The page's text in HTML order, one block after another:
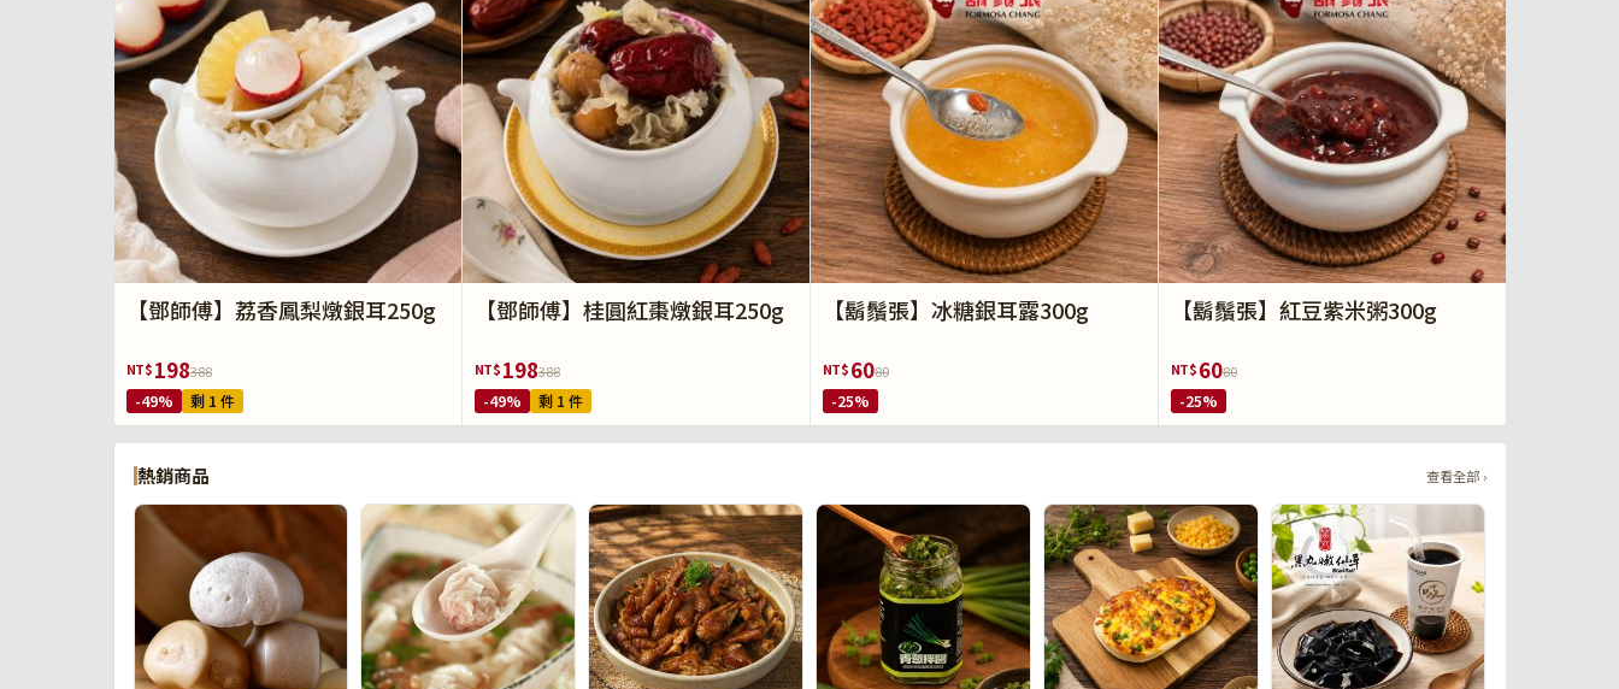
【鄧師傅】荔香鳳梨燉銀耳250g
NT$198388
-49% 剩 1 件
【鄧師傅】桂圓紅棗燉銀耳250g
NT$198388
-49% 剩 1 件
【鬍鬚張】冰糖銀耳露300g
NT$6080
-25%
【鬍鬚張】紅豆紫米粥300g
NT$6080
-25%
熱銷商品 查看全部 ›